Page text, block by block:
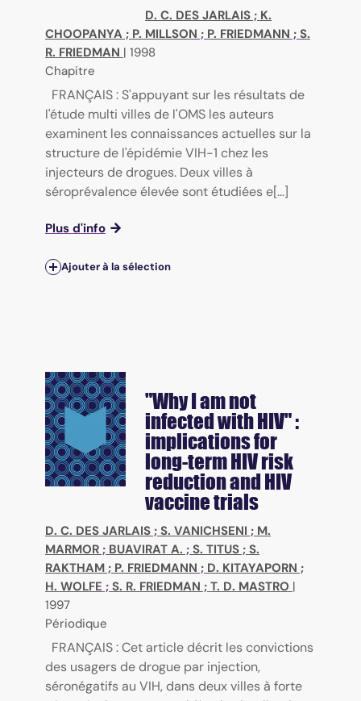
D. C. DES JARLAIS ; K.
CHOOPANYA ; P. MILLSON ; P. FRIEDMANN ; S.
R. FRIEDMAN | 1998
Chapitre
FRANÇAIS : S'appuyant sur les résultats de
l'étude multi villes de l'OMS les auteurs
examinent les connaissances actuelles sur la
structure de l'épidémie VIH-1 chez les
injecteurs de drogues. Deux villes à
séroprévalence élevée sont étudiées e[...]
Plus d'info
Ajouter à la sélection
"Why I am not
infected with HIV" :
implications for
long-term HIV risk
reduction and HIV
vaccine trials
D. C. DES JARLAIS ; S. VANICHSENI ; M.
MARMOR ; BUAVIRAT A. ; S. TITUS ; S.
RAKTHAM ; P. FRIEDMANN ; D. KITAYAPORN ;
H. WOLFE ; S. R. FRIEDMAN ; T. D. MASTRO |
1997
Périodique
FRANÇAIS : Cet article décrit les convictions
des usagers de drogue par injection,
séronégatifs au VIH, dans deux villes à forte